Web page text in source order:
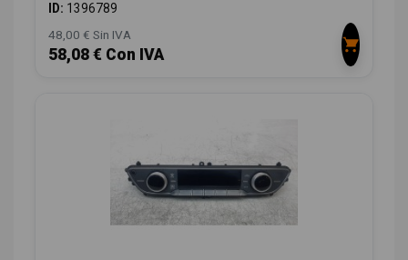
ID: 1396789
48,00 € Sin IVA
58,08 € Con IVA